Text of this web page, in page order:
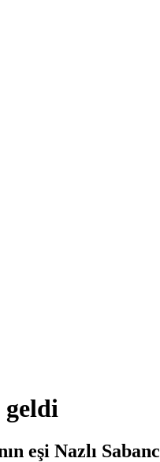
geldi
eşi Nazlı